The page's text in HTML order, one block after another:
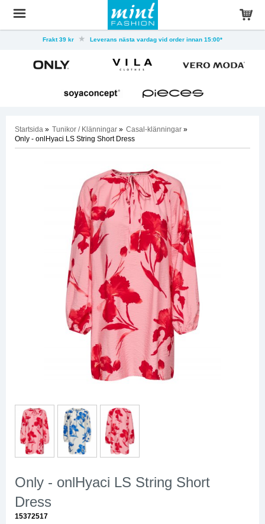
Frakt 39 kr Leverans nästa vardag vid order innan 15:00*
Startsida » Tunikor / Klänningar » Casal-klänningar »
Only - onlHyaci LS String Short Dress
Only - onlHyaci LS String Short
Dress
15372517